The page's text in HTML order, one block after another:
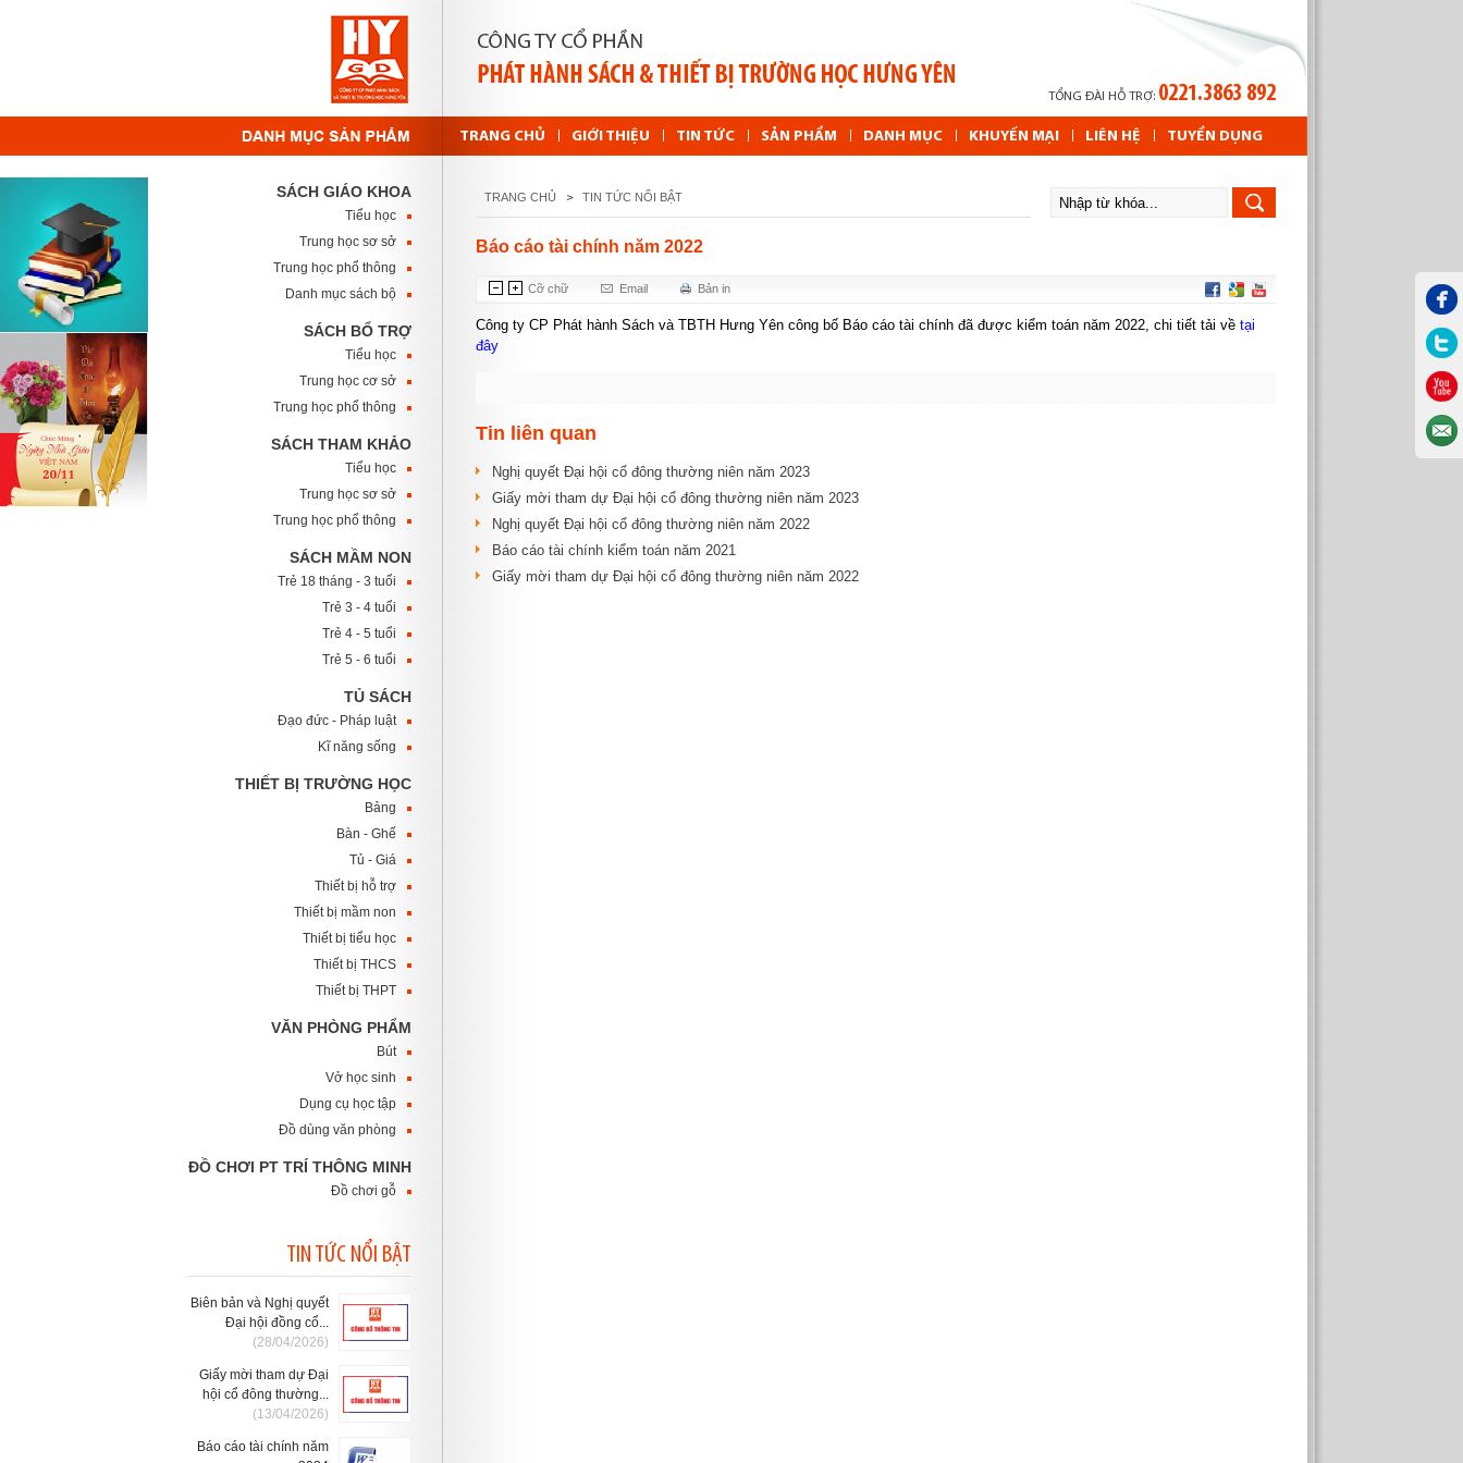
TỔNG ĐÀI HỖ TRỢ: 0221.3863 892
TRANG CHỦ GIỚI THIỆU TIN TỨC SẢN PHẨM DANH MỤC KHUYẾN MẠI LIÊN HỆ TUYỂN DỤNG
SÁCH GIÁO KHOA
Tiểu học
Trung học sơ sở
Trung học phổ thông
Danh mục sách bộ
SÁCH BỔ TRỢ
Tiểu học
Trung học cơ sở
Trung học phổ thông
SÁCH THAM KHẢO
Tiểu học
Trung học sơ sở
Trung học phổ thông
SÁCH MẦM NON
Trẻ 18 tháng - 3 tuổi
Trẻ 3 - 4 tuổi
Trẻ 4 - 5 tuổi
Trẻ 5 - 6 tuổi
TỦ SÁCH
Đạo đức - Pháp luật
Kĩ năng sống
THIẾT BỊ TRƯỜNG HỌC
Bảng
Bàn - Ghế
Tủ - Giá
Thiết bị hỗ trợ
Thiết bị mầm non
Thiết bị tiểu học
Thiết bị THCS
Thiết bị THPT
VĂN PHÒNG PHẨM
Bút
Vở học sinh
Dụng cụ học tập
Đồ dùng văn phòng
ĐỒ CHƠI PT TRÍ THÔNG MINH
Đồ chơi gỗ
TIN TỨC NỔI BẬT
Biên bản và Nghị quyết
Đại hội đồng cổ...
(28/04/2026)
Giấy mời tham dự Đại
hội cổ đông thường...
(13/04/2026)
Báo cáo tài chính năm
TRANG CHỦ TIN TỨC NỔI BẬT
Báo cáo tài chính năm 2022
Cỡ chữ Email Bản in
Công ty CP Phát hành Sách và TBTH Hưng Yên công bố Báo cáo tài chính đã được kiểm toán năm 2022, chi tiết tải về tại
đây
Tin liên quan
Nghị quyết Đại hội cổ đông thường niên năm 2023
Giấy mời tham dự Đại hội cổ đông thường niên năm 2023
Nghị quyết Đại hội cổ đông thường niên năm 2022
Báo cáo tài chính kiểm toán năm 2021
Giấy mời tham dự Đại hội cổ đông thường niên năm 2022